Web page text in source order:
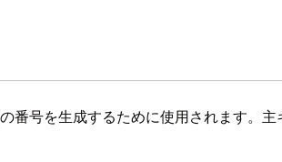
号を生成するために使用されます。